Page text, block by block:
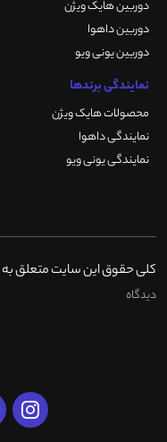
دوربین هایک ویژن
دوربین داهوا
دوربین یونی ویو
نمایندگی برندها
محصولات هایک ویژن
نمایندگی داهوا
نمایندگی یونی ویو
کلی حقوق این سایت متعلق به
دیدگاه